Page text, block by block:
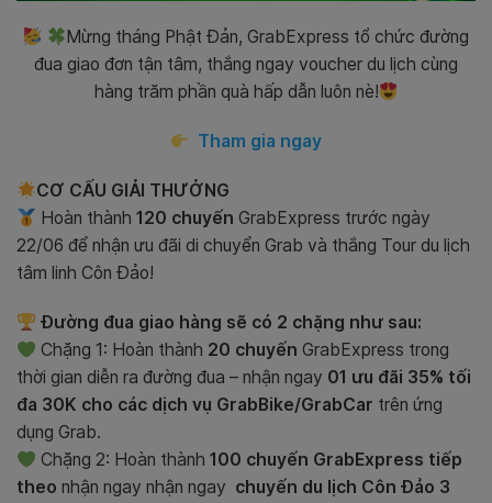
Mừng tháng Phật Đản, GrabExpress tổ chức đường
đua giao đơn tận tâm, thắng ngay voucher du lịch cùng
hàng trăm phần quà hấp dẫn luôn nè!
Tham gia ngay
CƠ CẤU GIẢI THƯỞNG
Hoàn thành 120 chuyến GrabExpress trước ngày
22/06 để nhận ưu đãi di chuyển Grab và thắng Tour du lịch
tâm linh Côn Đảo!
Đường đua giao hàng sẽ có 2 chặng như sau:
Chặng 1: Hoàn thành 20 chuyến GrabExpress trong
thời gian diễn ra đường đua – nhận ngay 01 ưu đãi 35% tối
đa 30K cho các dịch vụ GrabBike/GrabCar trên ứng
dụng Grab.
Chặng 2: Hoàn thành 100 chuyến GrabExpress tiếp
theo nhận ngay nhận ngay chuyến du lịch Côn Đảo 3